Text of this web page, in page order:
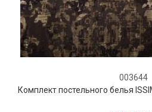
003644
Комплект постельного белья